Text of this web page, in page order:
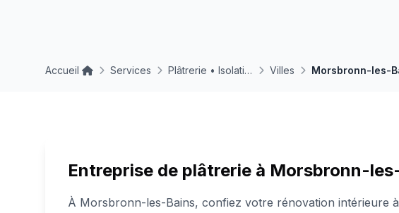
Accueil Services Plâtrerie • Isolations • Enduits Villes Morsbronn-les-
Entreprise de plâtrerie à Morsbronn-
À Morsbronn-les-Bains, confiez votre rénovation intérieure